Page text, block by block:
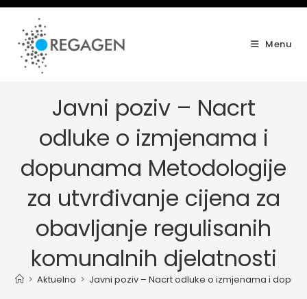
Skip
content
Menu
Javni poziv – Nacrt
odluke o izmjenama i
dopunama Metodologije
za utvrđivanje cijena za
obavljanje regulisanih
komunalnih djelatnosti
> Aktuelno > Javni poziv – Nacrt odluke o izmjenama i